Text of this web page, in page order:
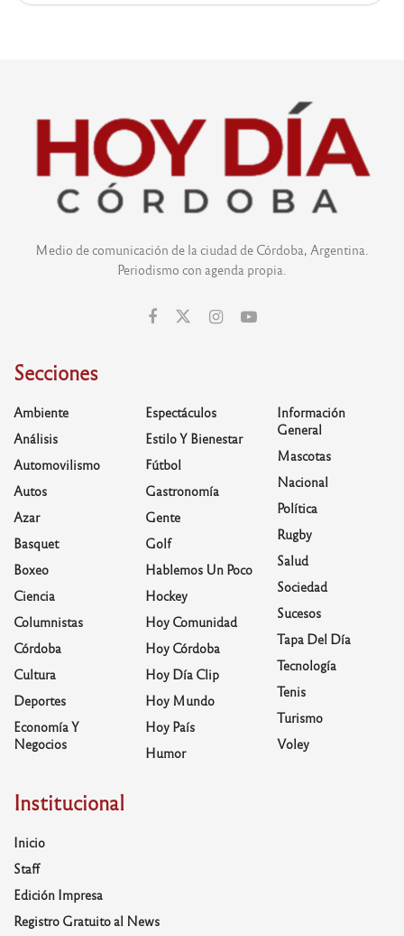
Medio de comunicación de la ciudad de Córdoba, Argentina.
Periodismo con agenda propia.
Secciones
Ambiente
Análisis
Automovilismo
Autos
Azar
Basquet
Boxeo
Ciencia
Columnistas
Córdoba
Cultura
Deportes
Economía Y
Negocios
Espectáculos
Estilo Y Bienestar
Fútbol
Gastronomía
Gente
Golf
Hablemos Un Poco
Hockey
Hoy Comunidad
Hoy Córdoba
Hoy Día Clip
Hoy Mundo
Hoy País
Humor
Información
General
Mascotas
Nacional
Política
Rugby
Salud
Sociedad
Sucesos
Tapa Del Día
Tecnología
Tenis
Turismo
Voley
Institucional
Inicio
Staff
Edición Impresa
Registro Gratuito al News